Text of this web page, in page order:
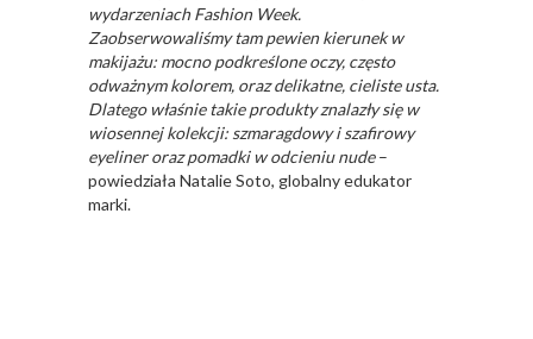
wydarzeniach Fashion Week.
Zaobserwowaliśmy tampewien kierunek w
makijażu: mocno podkreślone oczy, często
odważnym kolorem, orazdelikatne, cieliste usta.
Dlatego właśnie takie produkty znalazły się w
wiosennej kolekcji: szmaragdowy i szafirowy
eyeliner oraz pomadki w odcieniu nude–
powiedziała Natalie Soto, globalny edukator
marki.